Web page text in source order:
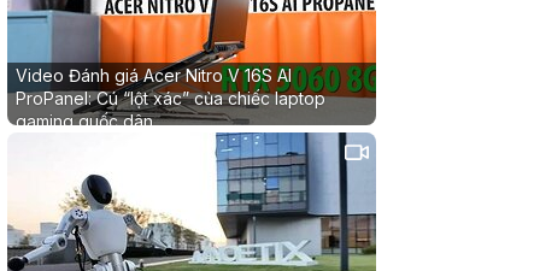
Video Đánh giá Acer Nitro V 16S AI
ProPanel: Cú “lột xác” của chiếc laptop
gaming quốc dân
14/11/2025